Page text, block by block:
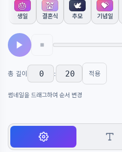
🎂
생일
💒
결혼식
🕊️
추모
💝
기념일
총 길이 : 적용
썸네일을 드래그하여 순서 변경
모션 텍스트